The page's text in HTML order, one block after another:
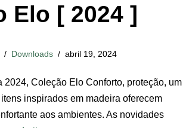
Elo [ 2024 ]
Downloads abril 19, 2024
2024, Coleção Elo Conforto, proteção, um
inspirados em madeira oferecem
aos ambientes. As novidades